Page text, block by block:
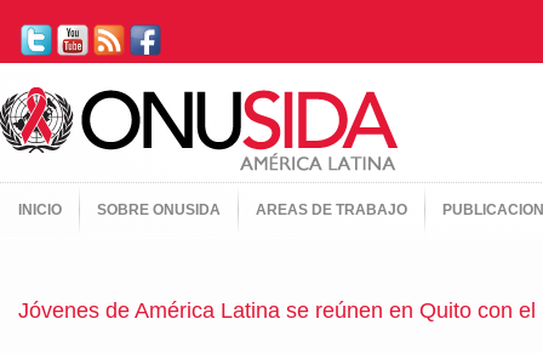
INICIO SOBRE ONUSIDA AREAS DE TRABAJO
Jóvenes de América Latina se reúnen en Quito con